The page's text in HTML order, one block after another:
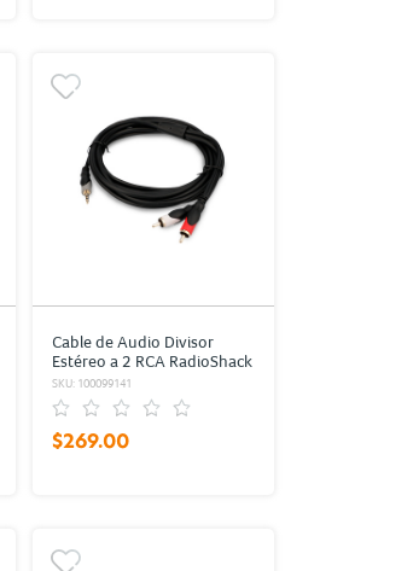
Cable de Audio Divisor
Estéreo a 2 RCA RadioShack
3.6 m Plástico
SKU: 100099141
$269.00